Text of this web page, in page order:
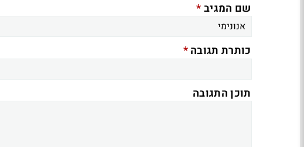
שם המגיב*
כותרת תגובה*
תוכן התגובה